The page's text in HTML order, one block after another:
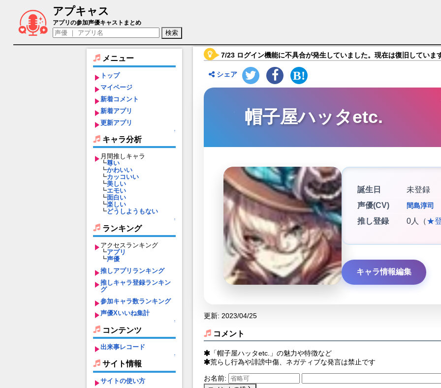
アプキャス
帽子屋ハッタetc.（声優：間島淳司)【グリムノーツ】キャラ紹介
アプリの参加声優キャストまとめ
メニュー
トップ
マイページ
新着コメント
新着アプリ
更新アプリ
↑
キャラ分析
月間推しキャラ
┗尊い
┗かわいい
┗カッコいい
┗美しい
┗エモい
┗面白い
┗楽しい
┗どうしようもない
↑
ランキング
アクセスランキング
┗アプリ
┗声優
推しアプリランキング
推しキャラ登録ランキン
グ
参加キャラ数ランキング
声優Xいいね集計
↑
コンテンツ
出来事レコード
↑
サイト情報
サイトの使い方
7/23 ログイン機能に不具合が発生していました。現在は復旧していま
シェア
帽子屋ハッタetc.
誕生日
未登録
声優(CV)
間島淳司
推し登録 0人（★
キャラ情報編集
更新: 2023/04/25
コメント
「帽子屋ハッタetc.」の魅力や特徴など
荒らし行為や誹謗中傷、ネガティブな発言は禁止です
お名前: